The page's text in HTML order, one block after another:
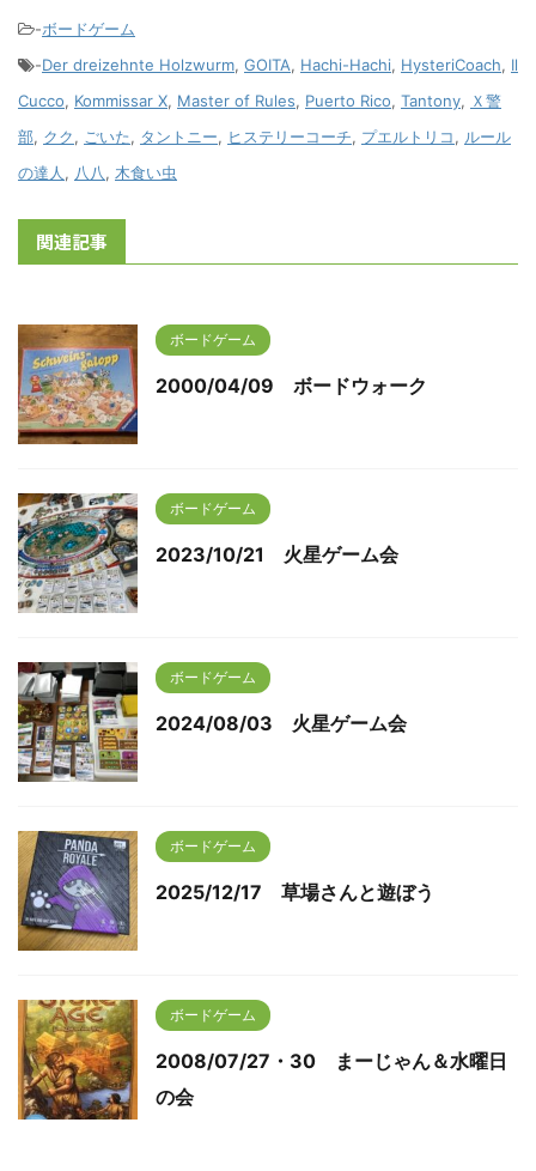
-ボードゲーム
-Der dreizehnte Holzwurm, GOITA, Hachi-Hachi, HysteriCoach, Il
Cucco, Kommissar X, Master of Rules, Puerto Rico, Tantony, Ｘ警
部, クク, ごいた, タントニー, ヒステリーコーチ, プエルトリコ, ルール
の達人 , 八八, 木食い虫
関連記事
ボードゲーム
2000/04/09 ボードウォーク
ボードゲーム
2023/10/21 火星ゲーム会
ボードゲーム
2024/08/03 火星ゲーム会
ボードゲーム
2025/12/17 草場さんと遊ぼう
ボードゲーム
2008/07/27・30 まーじゃん＆水曜日
の会